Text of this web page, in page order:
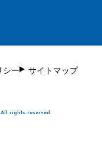
シー サイトマップ
rights reserved.